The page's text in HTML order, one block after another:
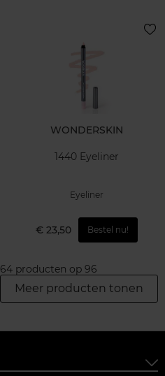
WONDERSKIN
1440 Eyeliner
Eyeliner
€ 23,50 Bestel nu!
64 producten op 96
Meer producten tonen